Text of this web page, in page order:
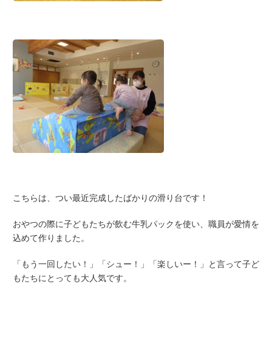
こちらは、つい最近完成したばかりの滑り台です！
おやつの際に子どもたちが飲む牛乳パックを使い、職員が愛情を
込めて作りました。
「もう一回したい！」「シュー！」「楽しいー！」と言って子ど
もたちにとっても大人気です。